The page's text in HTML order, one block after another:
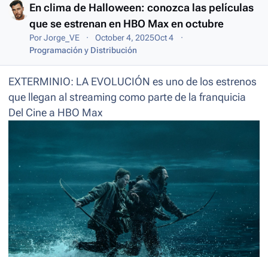
En clima de Halloween: conozca las películas
que se estrenan en HBO Max en octubre
PorJorge_VE October 4, 2025Oct 4
Programación y Distribución
EXTERMINIO: LA EVOLUCIÓN es uno de los estrenos
que llegan al streaming como parte de la franquicia
Del Cine a HBO Max